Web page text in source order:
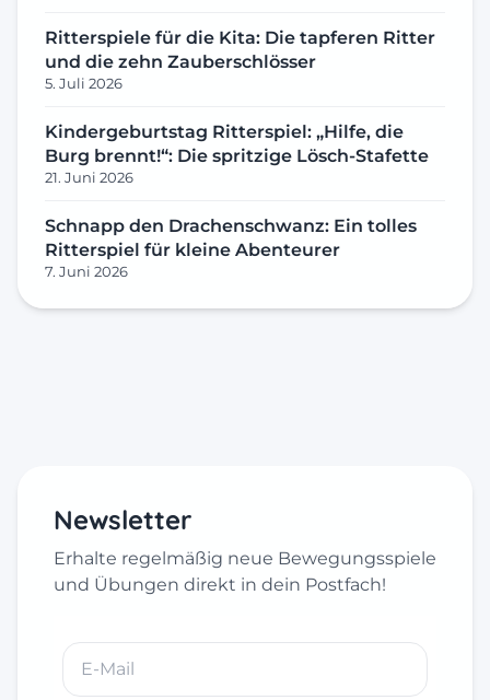
Ritterspiele für die Kita: Die tapferen Ritter
und die zehn Zauberschlösser
5. Juli 2026
Kindergeburtstag Ritterspiel: „Hilfe, die
Burg brennt!“: Die spritzige Lösch-Stafette
21. Juni 2026
Schnapp den Drachenschwanz: Ein tolles
Ritterspiel für kleine Abenteurer
7. Juni 2026
Newsletter
Erhalte regelmäßig neue Bewegungsspiele
und Übungen direkt in dein Postfach!